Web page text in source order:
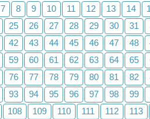
7 8 9 10 11 12 13 14
25 26 27 28 29 30 31
42 43 44 45 46 47 48
59 60 61 62 63 64 65
76 77 78 79 80 81 82
93 94 95 96 97 98 99
108 109 110 111 112
113